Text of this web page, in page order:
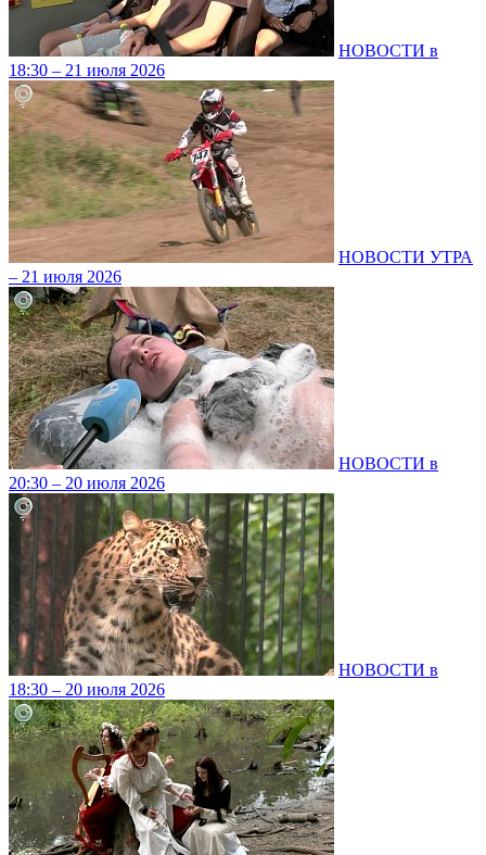
НОВОСТИ в
18:30 – 21 июля 2026
НОВОСТИ УТРА
– 21 июля 2026
НОВОСТИ в
20:30 – 20 июля 2026
НОВОСТИ в
18:30 – 20 июля 2026